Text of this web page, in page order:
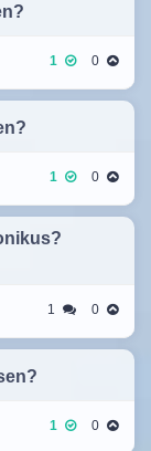
1 0
1 0
1 0
1 0